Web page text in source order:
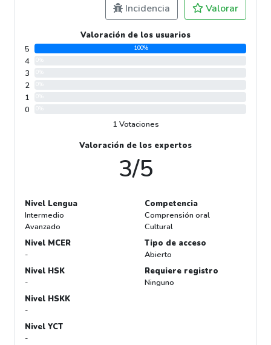
Incidencia Valorar
Valoración de los usuarios
5
100%
4
3
2
1
0
1 Votaciones
Valoración de los expertos
3/5
Nivel Lengua
Intermedio
Avanzado
Nivel MCER
-
Nivel HSK
-
Nivel HSKK
-
Nivel YCT
-
Competencia
Comprensión oral
Cultural
Tipo de acceso
Abierto
Requiere registro
Ninguno